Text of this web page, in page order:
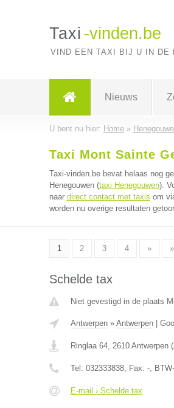
Taxi -vinden.be
VIND EEN TAXI BIJ U IN DE
Nieuws
U bent nu hier: Home»
Taxi Mont Sainte
Taxi-vinden.be bevat helaas nog
Henegouwen (taxi Henegouwen).
naar direct contact met taxis om
worden nu overige resultaten
1 2 3 4 »
Schelde tax
Niet gevestigd in de plaats
Antwerpen» Antwerpen|
Ringlaa 64, 2610 Antwerpen(
Tel: 032333838, Fax: -,
E-mail › Schelde tax